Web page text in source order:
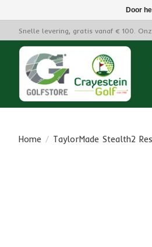
Snelle levering, gratis vanaf € 100.
Home / TaylorMade Stealth2
Door